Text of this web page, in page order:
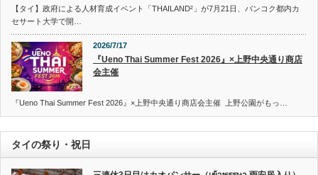
【タイ】政府による人材育成イベント「THAILAND²」が7月21日、バンコク都内カ
セサート大学で開…
2026/7/17
『Ueno Thai Summer Fest 2026』×上野中央通り商店
会主催
『Ueno Thai Summer Fest 2026』×上野中央通り商店会主催 上野公園がもっ…
タイの祭り・祝日